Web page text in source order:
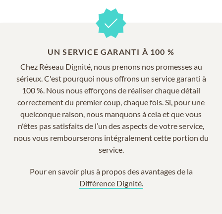
UN SERVICE GARANTI À 100 %
Chez Réseau Dignité, nous prenons nos promesses au
sérieux. C'est pourquoi nous offrons un service garanti à
100 %. Nous nous efforçons de réaliser chaque détail
correctement du premier coup, chaque fois. Si, pour une
quelconque raison, nous manquons à cela et que vous
n'êtes pas satisfaits de l’un des aspects de votre service,
nous vous rembourserons intégralement cette portion du
service.
Pour en savoir plus à propos des avantages de la
Différence Dignité.